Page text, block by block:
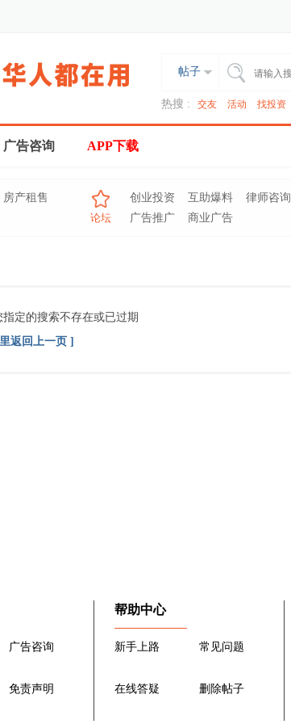
帖子
热搜 : 交友 活动 找投资
广告咨询 APP下载
房产租售
论坛
创业投资 互助爆料
律师咨询
广告推广
商业广告
指定的搜索不存在或已过期
返回上一页 ]
广告咨询
免责声明
帮助中心
新手上路 常见问题
在线答疑 删除帖子